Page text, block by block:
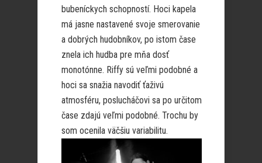
bubeníckych schopností. Hoci kapela
má jasne nastavené svoje smerovanie
a dobrých hudobníkov, po istom čase
znela ich hudba pre mňa dosť
monotónne. Riffy sú veľmi podobné a
hoci sa snažia navodiť ťaživú
atmosféru, poslucháčovi sa po určitom
čase zdajú veľmi podobné. Trochu by
som ocenila väčšiu variabilitu.